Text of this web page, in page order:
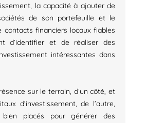
la capacité à ajouter de
de son portefeuille et le
contacts financiers locaux fiables
d’identifier et de réaliser des
intéressantes dans
sur le terrain, d’un côté, et
d’investissement, de l’autre,
bien placés pour générer des